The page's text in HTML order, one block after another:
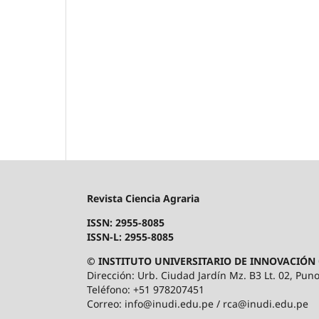
Revista Ciencia Agraria
ISSN: 2955-8085
ISSN-L: 2955-8085
© INSTITUTO UNIVERSITARIO DE
Dirección: Urb. Ciudad Jardín Mz. B3 Lt. 02,
Teléfono: +51 978207451
Correo: info@inudi.edu.pe / rca@inudi.edu.pe